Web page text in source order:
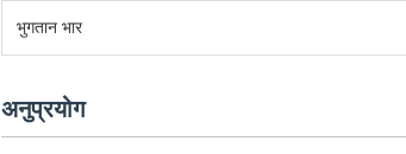
भुगतान भार
अनुप्रयोग